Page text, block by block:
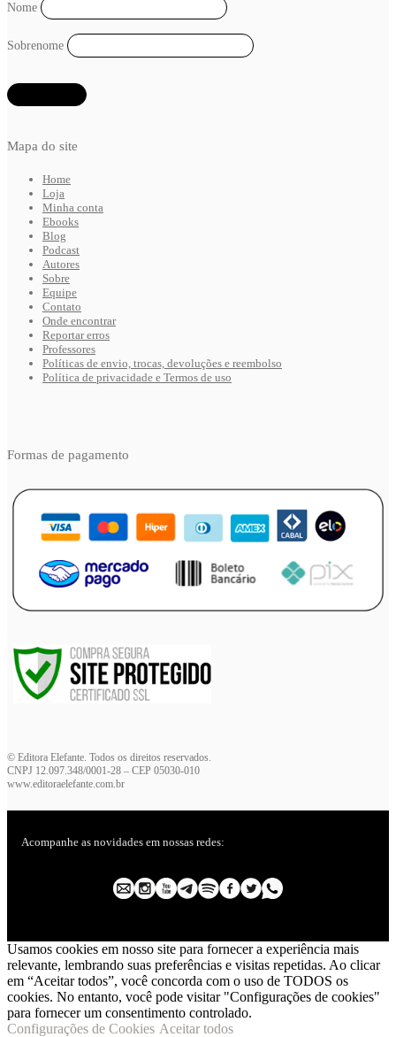
Mapa do site
Home
Loja
Minha conta
Ebooks
Blog
Podcast
Autores
Sobre
Equipe
Contato
Onde encontrar
Reportar erros
Professores
Políticas de envio, trocas, devoluções e reembolso
Política de privacidade e Termos de uso
Nome
Sobrenome
Formas de pagamento
© Editora Elefante. Todos os direitos reservados.
CNPJ 12.097.348/0001-28 – CEP 05030-010
www.editoraelefante.com.br
Acompanhe as novidades em nossas redes:
Usamos cookies em nosso site para fornecer a experiência mais
relevante, lembrando suas preferências e visitas repetidas. Ao clicar
em “Aceitar todos”, você concorda com o uso de TODOS os
cookies. No entanto, você pode visitar "Configurações de cookies"
para fornecer um consentimento controlado.
Configurações de Cookies Aceitar todos